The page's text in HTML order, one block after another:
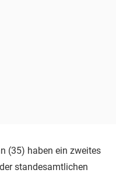
(35) haben ein zweites
standesamtlichen